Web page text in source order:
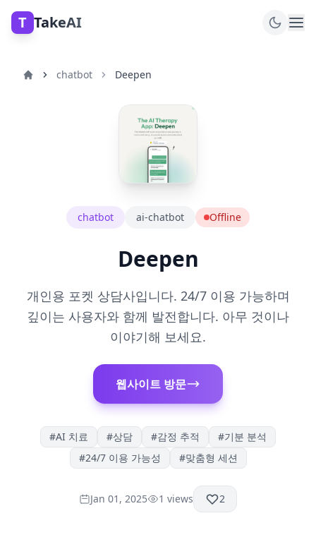
T TakeAI
chatbot Deepen
chatbot ai-chatbot Offline
Deepen
개인용 포켓 상담사입니다. 24/7 이용 가능하며
깊이는 사용자와 함께 발전합니다. 아무 것이나
이야기해 보세요.
웹사이트 방문
#AI 치료 #상담 #감정 추적 #기분 분석
#24/7 이용 가능성 #맞춤형 세션
Jan 01, 2025 1 views 2